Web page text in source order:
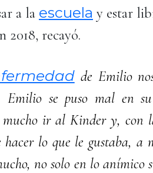
a la escuela y estar
2018, recayó.
de Emilio
Emilio se puso mal en
mucho ir al Kinder y, con
hacer lo que le gustaba, a
no solo en lo anímico